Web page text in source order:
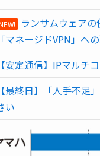
ランサムウェア
「マネージドVPN」へ
【安定通信】IPマルチ
【最終日】「人手不足
い